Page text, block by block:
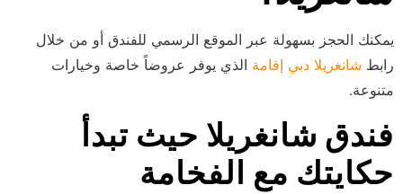
يمكنك الحجز بسهولة عبر الموقع الرسمي للفندق أو من خلال
رابط شانغريلا دبي إقامة الذي يوفر عروضاً خاصة وخيارات
متنوعة.
فندق شانغريلا حيث تبدأ
حكايتك مع الفخامة